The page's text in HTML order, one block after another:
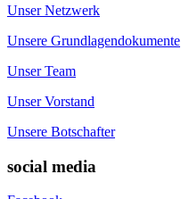
Unser Netzwerk
Unsere Grundlagendokumente
Unser Team
Unser Vorstand
Unsere Botschafter
social media